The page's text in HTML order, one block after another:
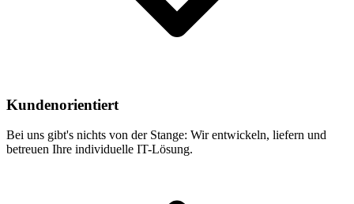
Kundenorientiert
Bei uns gibt's nichts von der Stange: Wir entwickeln, liefern und
betreuen Ihre individuelle IT-Lösung.